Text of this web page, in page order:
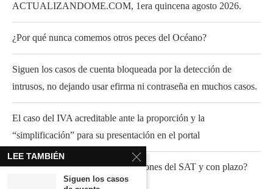
ACTUALIZANDOME.COM, 1era quincena agosto 2026.
¿Por qué nunca comemos otros peces del Océano?
Siguen los casos de cuenta bloqueada por la detección de
intrusos, no dejando usar efirma ni contraseña en muchos casos.
El caso del IVA acreditable ante la proporción y la
“simplificación” para su presentación en el portal
¿Fundamento para atender invitaciones del SAT y con plazo?
LEE TAMBIÉN
Siguen los casos